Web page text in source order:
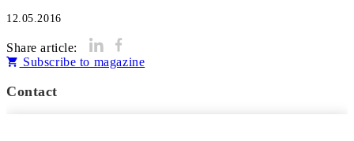
12.05.2016
Share article:
Subscribe to magazine
Contact